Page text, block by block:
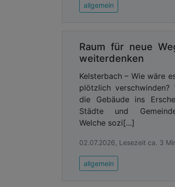
allgemein
Raum für neue
weiterdenken
Kelsterbach – Wie wäre
plötzlich
die Gebäude ins
Städte und
Welche sozi[...]
02.07.2026, Lesezeit ca. 3
allgemein